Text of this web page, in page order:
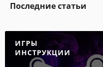
Последние статьи
ИГРЫ
ИНСТРУКЦИИ